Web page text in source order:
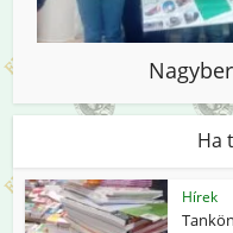
Ha
Hírek